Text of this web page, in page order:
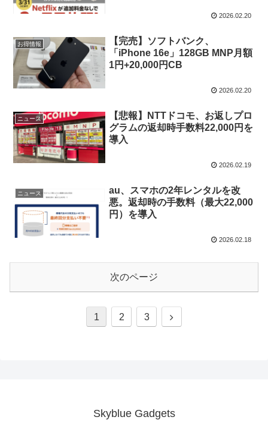
2026.02.20
お得情報
【完売】ソフトバンク、
「iPhone 16e」128GB MNP月額
1円+20,000円CB
2026.02.20
ニュース
【悲報】NTTドコモ、お返しプロ
グラムの返却時手数料22,000円を
導入
2026.02.19
ニュース
au、スマホの2年レンタルを改
悪。返却時の手数料（最大22,000
円）を導入
2026.02.18
次のページ
1 2 3
次
Skyblue Gadgets